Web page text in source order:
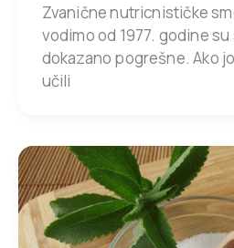
Zvanične nutricnističke
vodimo od 1977. godine
dokazano pogrešne. Ako
učili